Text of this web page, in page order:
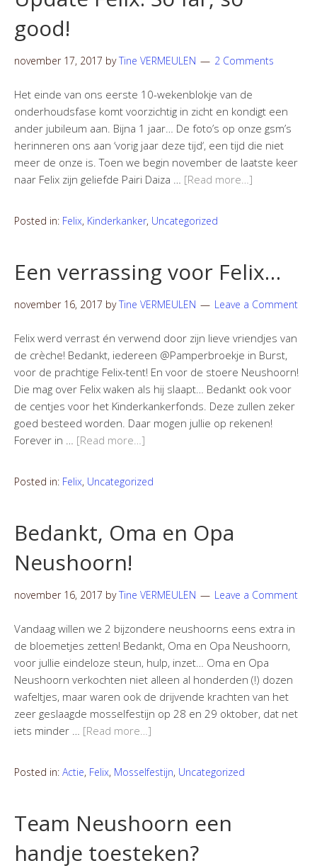
good!
november 17, 2017 byTine VERMEULEN 2 Comments
Het einde van ons eerste 10-wekenblokje van de
onderhoudsfase komt voorzichtig in zicht en kondigt een
ander jubileum aan. Bijna 1 jaar… De foto’s op onze gsm’s
herinneren ons aan ‘vorig jaar deze tijd‘, een tijd die niet
meer de onze is. Toen we begin november de laatste keer
naar Felix zijn geliefde Pairi Daiza … [Read more…]
Posted in: Felix, Kinderkanker, Uncategorized
Een verrassing voor Felix…
november 16, 2017 byTine VERMEULEN Leave a Comment
Felix werd verrast én verwend door zijn lieve vriendjes van
de crèche! Bedankt, iedereen @Pamperbroekje in Burst,
voor de prachtige Felix-tent! En voor de stoere Neushoorn!
Die mag over Felix waken als hij slaapt… Bedankt ook voor
de centjes voor het Kinderkankerfonds. Deze zullen zeker
goed besteed worden. Daar mogen jullie op rekenen!
Forever in … [Read more…]
Posted in: Felix, Uncategorized
Bedankt, Oma en Opa
Neushoorn!
november 16, 2017 byTine VERMEULEN Leave a Comment
Vandaag willen we 2 bijzondere neushoorns eens extra in
de bloemetjes zetten! Bedankt, Oma en Opa Neushoorn,
voor jullie eindeloze steun, hulp, inzet… Oma en Opa
Neushoorn verkochten niet alleen al honderden (!) dozen
wafeltjes, maar waren ook de drijvende krachten van het
zeer geslaagde mosselfestijn op 28 en 29 oktober, dat net
iets minder … [Read more…]
Posted in: Actie, Felix, Mosselfestijn, Uncategorized
Team Neushoorn een
handje toesteken?